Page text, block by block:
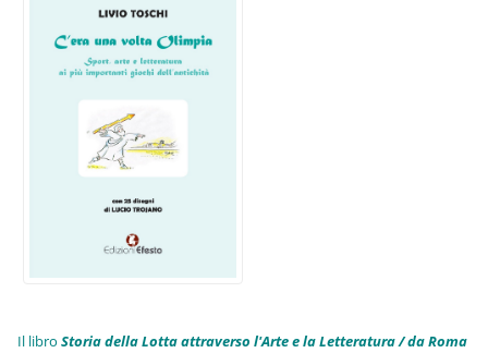
Il libroStoria della Lotta attraverso l'Arte e la Letteratura / da Roma